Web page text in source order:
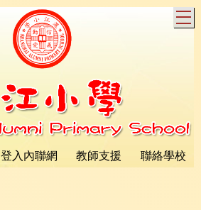
登入內聯網 教師支援 聯絡學校